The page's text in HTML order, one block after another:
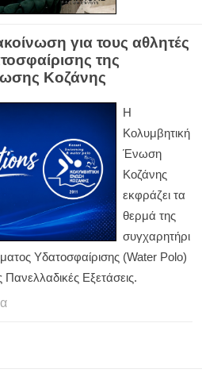
για τους αθλητές
της
Κοζάνης
Η
Κολυμβητική
Ένωση
Κοζάνης
εκφράζει τα
θερμά της
συγχαρητήρι
Υδατοσφαίρισης (Water Polo)
Πανελλαδικές Εξετάσεις.